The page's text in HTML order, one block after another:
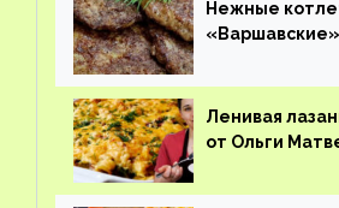
Нежные
Ленивая
от Ольги